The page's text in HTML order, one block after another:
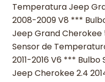
Temperatura Jeep
2008-2009 V8 ***
Jeep Grand Cherokee
Sensor de
2011-2016 V6 ***
Jeep Cherokee 2.4